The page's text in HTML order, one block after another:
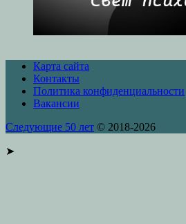
Карта сайта
Контакты
Политика конфиденциальности
Вакансии
Следующие 50 лет © 2018-2026
➤